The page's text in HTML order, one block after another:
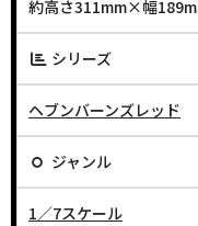
約高さ311mm×幅
シリーズ
ヘブンバーンズレッド
ジャンル
1／7スケール